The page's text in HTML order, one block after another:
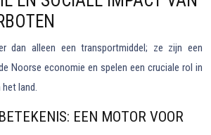
dan alleen een transportmiddel; ze zijn een
Noorse economie en spelen een cruciale rol in
land.
EEN MOTOR VOOR